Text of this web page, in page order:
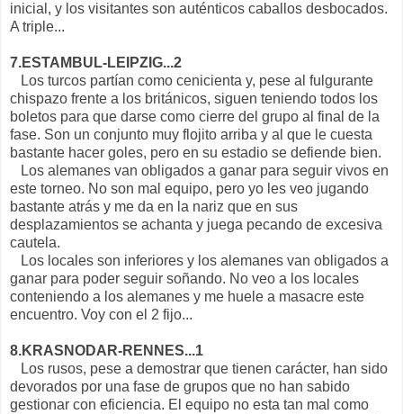
inicial, y los visitantes son auténticos caballos desbocados.
A triple...
7.ESTAMBUL-LEIPZIG...2
Los turcos partían como cenicienta y, pese al fulgurante
chispazo frente a los británicos, siguen teniendo todos los
boletos para que darse como cierre del grupo al final de la
fase. Son un conjunto muy flojito arriba y al que le cuesta
bastante hacer goles, pero en su estadio se defiende bien.
Los alemanes van obligados a ganar para seguir vivos en
este torneo. No son mal equipo, pero yo les veo jugando
bastante atrás y me da en la nariz que en sus
desplazamientos se achanta y juega pecando de excesiva
cautela.
Los locales son inferiores y los alemanes van obligados a
ganar para poder seguir soñando. No veo a los locales
conteniendo a los alemanes y me huele a masacre este
encuentro. Voy con el 2 fijo...
8.KRASNODAR-RENNES...1
Los rusos, pese a demostrar que tienen carácter, han sido
devorados por una fase de grupos que no han sabido
gestionar con eficiencia. El equipo no esta tan mal como